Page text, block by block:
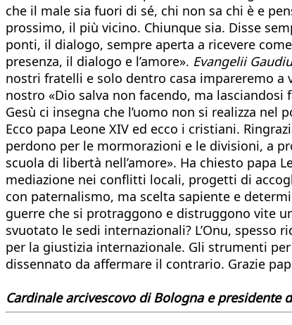
che il male sia fuori di sé, chi non sa chi è e
prossimo, il più vicino. Chiunque sia. Disse
ponti, il dialogo, sempre aperta a ricevere
presenza, il dialogo e l’amore». Evangelii
nostri fratelli e solo dentro casa impareremo a
nostro «Dio salva non facendo, ma lasciandosi
Gesù ci insegna che l’uomo non si realizza nel
Ecco papa Leone XIV ed ecco i cristiani.
perdono per le mormorazioni e le divisioni, a
scuola di libertà nell’amore». Ha chiesto papa
mediazione nei conflitti locali, progetti di
con paternalismo, ma scelta sapiente e
guerre che si protraggono e distruggono vite
svuotato le sedi internazionali? L’Onu,
per la giustizia internazionale. Gli strumenti
dissennato da affermare il contrario. Grazie
Cardinale arcivescovo di Bologna e presidente